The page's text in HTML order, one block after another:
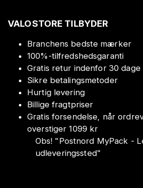
VALOSTORE TILBYDER
Branchens bedste mærker
100%-tilfredshedsgaranti
Gratis retur indenfor 30 dage
Sikre betalingsmetoder
Hurtig levering
Billige fragtpriser
Gratis forsendelse, når
overstiger 1099 kr
Obs! "Postnord MyPack -
udleveringssted"